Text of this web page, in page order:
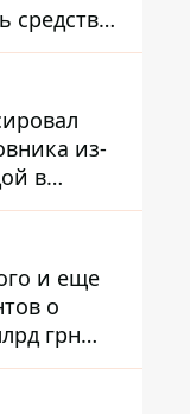
средства
в
было
из-
в
и еще
о
грн
в